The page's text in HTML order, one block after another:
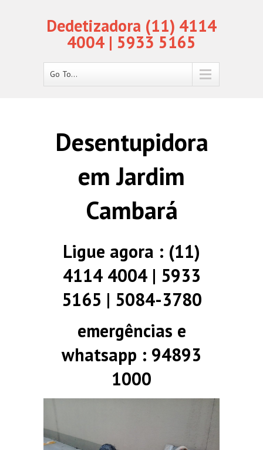
Dedetizadora (11) 4114
4004 | 5933 5165
Go To...
Desentupidora
em Jardim
Cambará
Ligue agora : (11)
4114 4004 | 5933
5165 | 5084-3780
emergências e
whatsapp : 94893
1000